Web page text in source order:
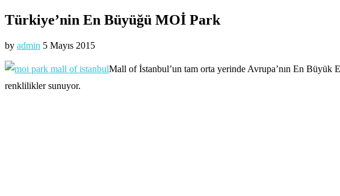
Türkiye’nin En Büyüğü MOİ Park
by admin 5 Mayıs 2015
Mall of İstanbul’un tam orta yerinde Avrupa’nın En
renklilikler sunuyor.